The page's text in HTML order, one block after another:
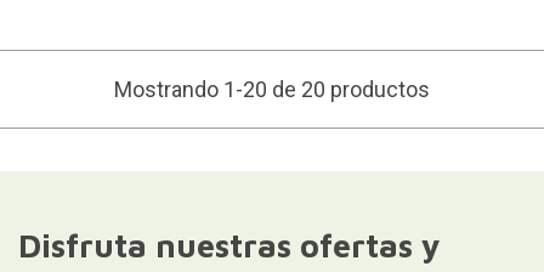
Mostrando 1-20 de 20 productos
Disfruta nuestras ofertas y